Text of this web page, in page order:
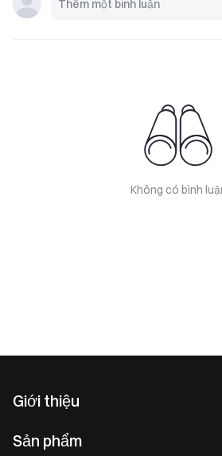
Không có bình
Giới thiệu
Sản phẩm